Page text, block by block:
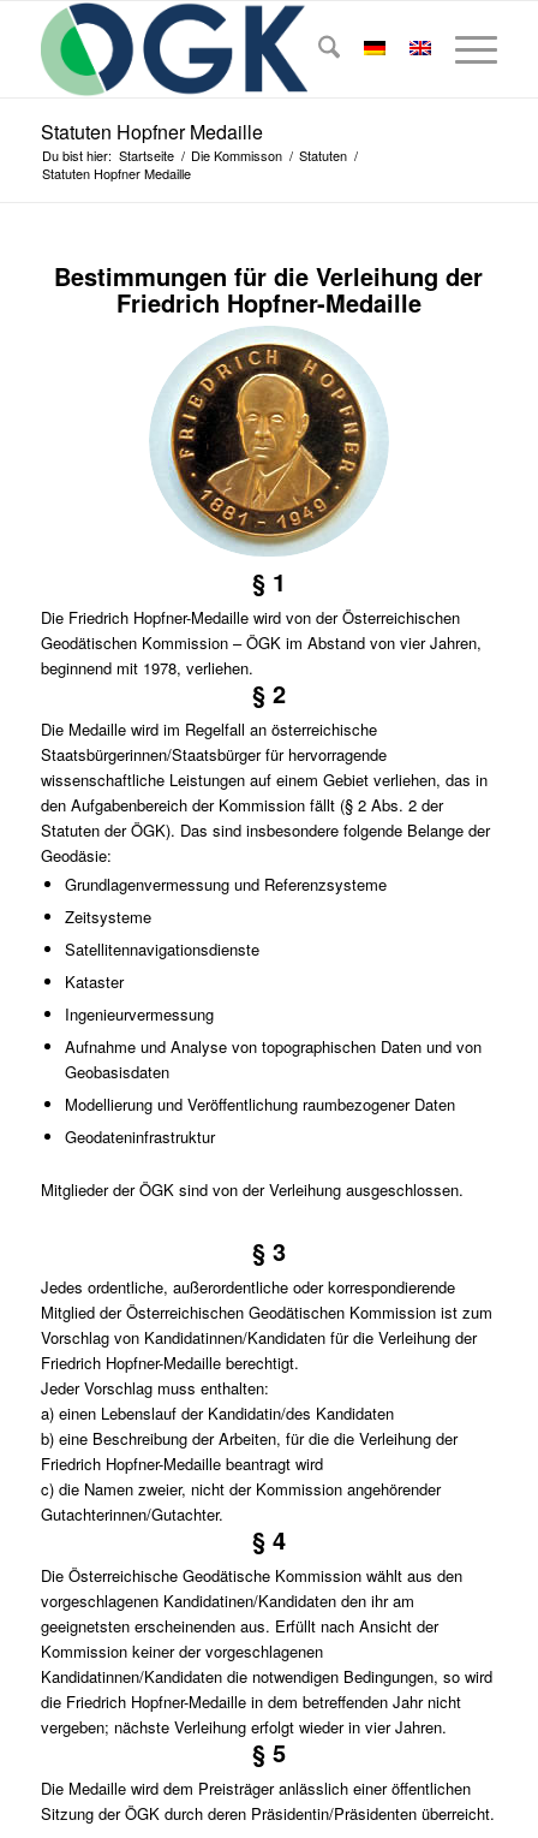
Statuten Hopfner Medaille
Du bist hier: Startseite / Die Kommisson / Statuten /
Statuten Hopfner Medaille
Bestimmungen für die Verleihung der
Friedrich Hopfner-Medaille
§ 1
Die Friedrich Hopfner-Medaille wird von der Österreichischen
Geodätischen Kommission – ÖGK im Abstand von vier Jahren,
beginnend mit 1978, verliehen.
§ 2
Die Medaille wird im Regelfall an österreichische
Staatsbürgerinnen/Staatsbürger für hervorragende
wissenschaftliche Leistungen auf einem Gebiet verliehen, das in
den Aufgabenbereich der Kommission fällt (§ 2 Abs. 2 der
Statuten der ÖGK). Das sind insbesondere folgende Belange der
Geodäsie:
Grundlagenvermessung und Referenzsysteme
Zeitsysteme
Satellitennavigationsdienste
Kataster
Ingenieurvermessung
Aufnahme und Analyse von topographischen Daten und von
Geobasisdaten
Modellierung und Veröffentlichung raumbezogener Daten
Geodateninfrastruktur
Mitglieder der ÖGK sind von der Verleihung ausgeschlossen.
§ 3
Jedes ordentliche, außerordentliche oder korrespondierende
Mitglied der Österreichischen Geodätischen Kommission ist zum
Vorschlag von Kandidatinnen/Kandidaten für die Verleihung der
Friedrich Hopfner-Medaille berechtigt.
Jeder Vorschlag muss enthalten:
a) einen Lebenslauf der Kandidatin/des Kandidaten
b) eine Beschreibung der Arbeiten, für die die Verleihung der
Friedrich Hopfner-Medaille beantragt wird
c) die Namen zweier, nicht der Kommission angehörender
Gutachterinnen/Gutachter.
§ 4
Die Österreichische Geodätische Kommission wählt aus den
vorgeschlagenen Kandidatinen/Kandidaten den ihr am
geeignetsten erscheinenden aus. Erfüllt nach Ansicht der
Kommission keiner der vorgeschlagenen
Kandidatinnen/Kandidaten die notwendigen Bedingungen, so wird
die Friedrich Hopfner-Medaille in dem betreffenden Jahr nicht
vergeben; nächste Verleihung erfolgt wieder in vier Jahren.
§ 5
Die Medaille wird dem Preisträger anlässlich einer öffentlichen
Sitzung der ÖGK durch deren Präsidentin/Präsidenten überreicht.